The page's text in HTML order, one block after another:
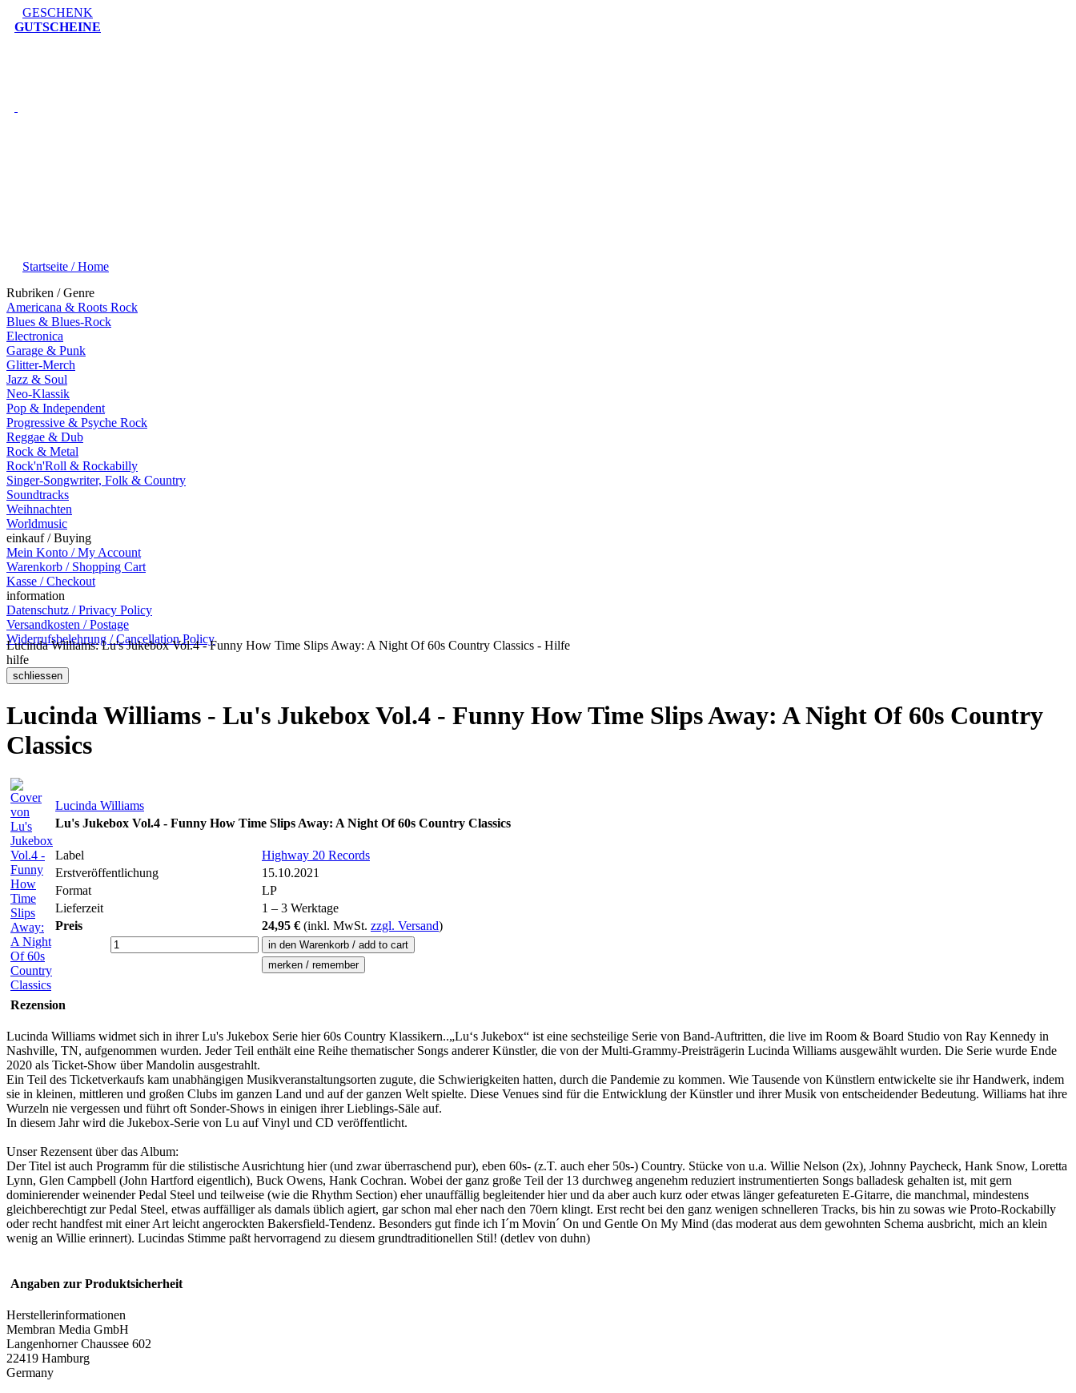
GESCHENK
GUTSCHEINE
Startseite / Home
Rubriken / Genre
Americana & Roots Rock
Blues & Blues-Rock
Electronica
Garage & Punk
Glitter-Merch
Jazz & Soul
Neo-Klassik
Pop & Independent
Progressive & Psyche Rock
Reggae & Dub
Rock & Metal
Rock'n'Roll & Rockabilly
Singer-Songwriter, Folk & Country
Soundtracks
Weihnachten
Worldmusic
einkauf / Buying
Mein Konto / My Account
Warenkorb / Shopping Cart
Kasse / Checkout
information
Datenschutz / Privacy Policy
Versandkosten / Postage
Widerrufsbelehrung / Cancellation Policy
Lucinda Williams: Lu's Jukebox Vol.4 - Funny How Time Slips Away: A Night Of 60s Country Classics - Hilfe
hilfe
Lucinda Williams - Lu's Jukebox Vol.4 - Funny How Time Slips Away: A Night Of 60s Country
Classics
Lucinda Williams
Lu's Jukebox Vol.4 - Funny How Time Slips Away: A Night Of 60s Country Classics
Label
Highway 20 Records
Erstveröffentlichung
15.10.2021
Format
LP
Lieferzeit
1 – 3 Werktage
Preis
24,95 € (inkl. MwSt. zzgl. Versand)
Rezension
Lucinda Williams widmet sich in ihrer Lu's Jukebox Serie hier 60s Country Klassikern..„Lu‘s Jukebox“ ist eine sechsteilige Serie von Band-Auftritten, die live im Room & Board Studio von Ray Kennedy in
Nashville, TN, aufgenommen wurden. Jeder Teil enthält eine Reihe thematischer Songs anderer Künstler, die von der Multi-Grammy-Preisträgerin Lucinda Williams ausgewählt wurden. Die Serie wurde Ende
2020 als Ticket-Show über Mandolin ausgestrahlt.
Ein Teil des Ticketverkaufs kam unabhängigen Musikveranstaltungsorten zugute, die Schwierigkeiten hatten, durch die Pandemie zu kommen. Wie Tausende von Künstlern entwickelte sie ihr Handwerk, indem
sie in kleinen, mittleren und großen Clubs im ganzen Land und auf der ganzen Welt spielte. Diese Venues sind für die Entwicklung der Künstler und ihrer Musik von entscheidender Bedeutung. Williams hat ihre
Wurzeln nie vergessen und führt oft Sonder-Shows in einigen ihrer Lieblings-Säle auf.
In diesem Jahr wird die Jukebox-Serie von Lu auf Vinyl und CD veröffentlicht.
Unser Rezensent über das Album:
Der Titel ist auch Programm für die stilistische Ausrichtung hier (und zwar überraschend pur), eben 60s- (z.T. auch eher 50s-) Country. Stücke von u.a. Willie Nelson (2x), Johnny Paycheck, Hank Snow, Loretta
Lynn, Glen Campbell (John Hartford eigentlich), Buck Owens, Hank Cochran. Wobei der ganz große Teil der 13 durchweg angenehm reduziert instrumentierten Songs balladesk gehalten ist, mit gern
dominierender weinender Pedal Steel und teilweise (wie die Rhythm Section) eher unauffällig begleitender hier und da aber auch kurz oder etwas länger gefeatureten E-Gitarre, die manchmal, mindestens
gleichberechtigt zur Pedal Steel, etwas auffälliger als damals üblich agiert, gar schon mal eher nach den 70ern klingt. Erst recht bei den ganz wenigen schnelleren Tracks, bis hin zu sowas wie Proto-Rockabilly
oder recht handfest mit einer Art leicht angerockten Bakersfield-Tendenz. Besonders gut finde ich I´m Movin´ On und Gentle On My Mind (das moderat aus dem gewohnten Schema ausbricht, mich an klein
wenig an Willie erinnert). Lucindas Stimme paßt hervorragend zu diesem grundtraditionellen Stil! (detlev von duhn)
Angaben zur Produktsicherheit
Herstellerinformationen
Membran Media GmbH
Langenhorner Chaussee 602
22419 Hamburg
Germany